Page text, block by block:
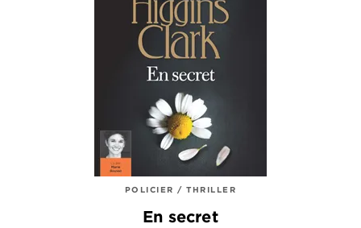
POLICIER / THRILLER
En secret